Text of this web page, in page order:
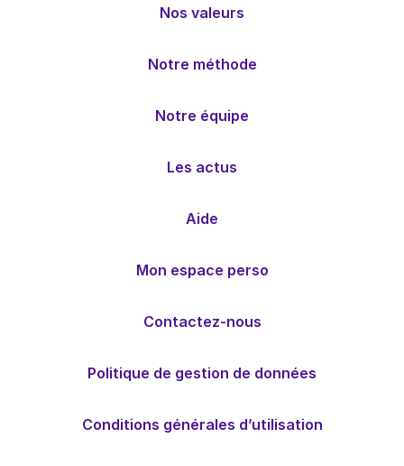
Nos valeurs
Notre méthode
Notre équipe
Les actus
Aide
Mon espace perso
Contactez-nous
Politique de gestion de données
Conditions générales d’utilisation